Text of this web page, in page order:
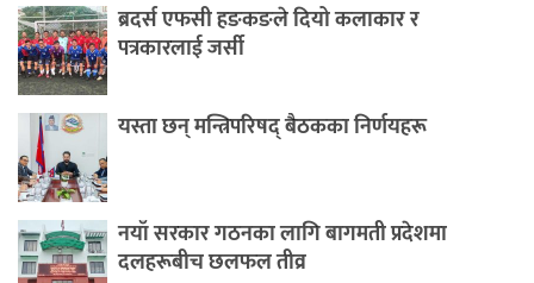
ब्रदर्स एफसी हङकङले दियो कलाकार र
पत्रकारलाई जर्सी
यस्ता छन् मन्त्रिपरिषद् बैठकका निर्णयहरू
नयाँ सरकार गठनका लागि बागमती प्रदेशमा
दलहरूबीच छलफल तीव्र